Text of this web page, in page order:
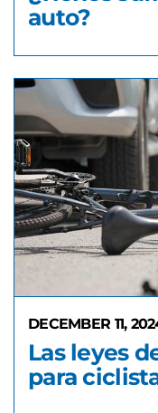
auto?
DECEMBER 11,
Las leyes
para